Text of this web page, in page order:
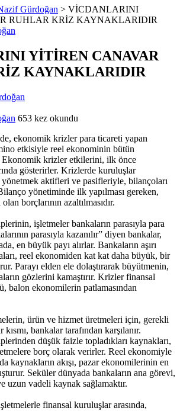
Gürdoğan > VİCDANLARINI
RUHLAR KRİZ KAYNAKLARIDIR
YİTİREN CANAVAR
KAYNAKLARIDIR
653 kez okundu
ekonomik krizler para ticareti yapan
etkisiyle reel ekonominin bütün
Ekonomik krizler etkilerini, ilk önce
gösterirler. Krizlerde kuruluşlar
aktifleri ve pasifleriyle, bilançoları
yönetiminde ilk yapılması gereken,
borçlarının azaltılmasıdır.
işletmeler bankaların parasıyla para
parasıyla kazanılır” diyen bankalar,
en büyük payı alırlar. Bankaların aşırı
reel ekonomiden kat kat daha büyük, bir
Parayı elden ele dolaştırarak büyütmenin,
gözlerini kamaştırır. Krizler finansal
balon ekonomilerin patlamasından
ürün ve hizmet üretmeleri için, gerekli
bankalar tarafından karşılanır.
düşük faizle topladıkları kaynakları,
borç olarak verirler. Reel ekonomiyle
kaynakların akışı, pazar ekonomilerinin en
Seküler dünyada bankaların ana görevi,
uzun vadeli kaynak sağlamaktır.
finansal kuruluşlar arasında,